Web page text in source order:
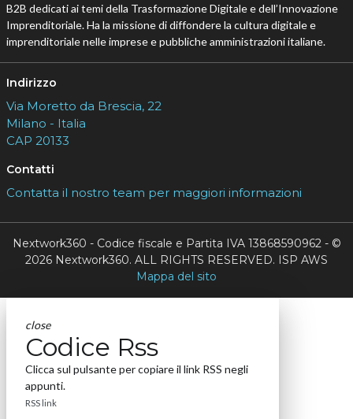
B2B dedicati ai temi della Trasformazione Digitale e dell’Innovazione
Imprenditoriale. Ha la missione di diffondere la cultura digitale e
imprenditoriale nelle imprese e pubbliche amministrazioni italiane.
Indirizzo
Via Moretto da Brescia, 22
Milano - Italia
CAP 20133
Contatti
Contatta il nostro team per maggiori informazioni
Nextwork360 - Codice fiscale e Partita IVA 13868590962 - ©
2026 Nextwork360. ALL RIGHTS RESERVED. ISP AWS
Mappa del sito
close
Codice Rss
Clicca sul pulsante per copiare il link RSS negli
appunti.
RSS link